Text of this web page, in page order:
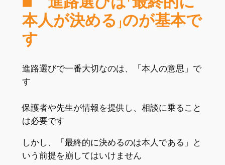
本人が決める」のが基本で
す
進路選びで一番大切なのは、「本人の意思」で
す
保護者や先生が情報を提供し、相談に乗ること
は必要です
しかし、「最終的に決めるのは本人である」と
いう前提を崩してはいけません